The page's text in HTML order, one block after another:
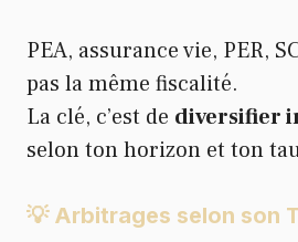
PEA, assurance vie, PER,
pas la même fiscalité.
La clé, c’est de diversifier
selon ton horizon et ton
💡 Arbitrages selon son